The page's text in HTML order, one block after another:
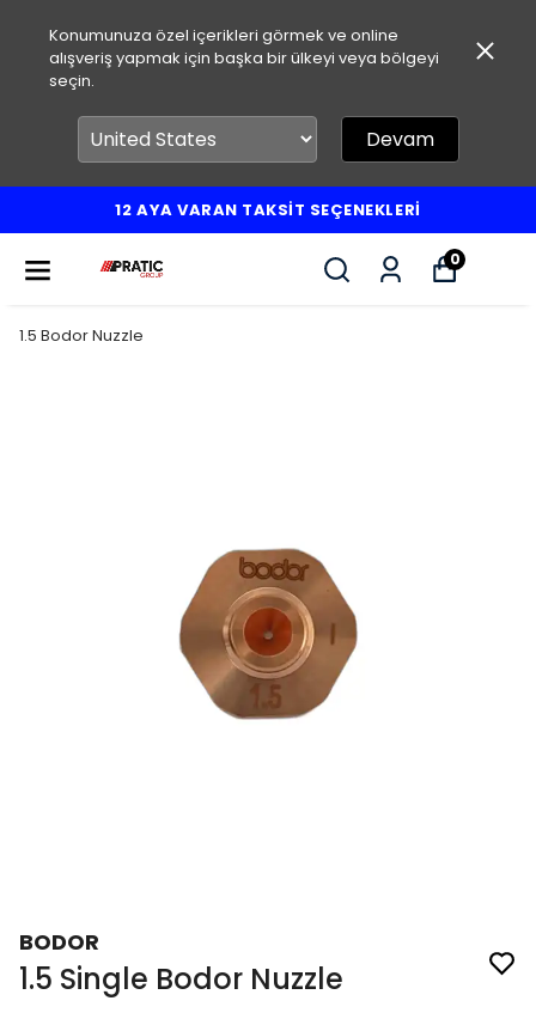
Konumunuza özel içerikleri görmek ve online
alışveriş yapmak için başka bir ülkeyi veya bölgeyi
seçin.
Devam
12 AYA VARAN TAKSİT SEÇENEKLERİ
0
1.5 Bodor Nuzzle
BODOR
1.5 Single Bodor Nuzzle